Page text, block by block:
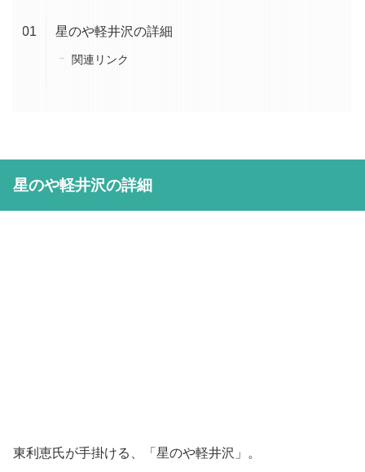
星のや軽井沢の詳細
関連リンク
星のや軽井沢の詳細
東利恵氏が手掛ける、「星のや軽井沢」。